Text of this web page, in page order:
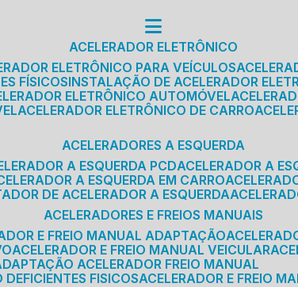
ACELERADOR ELETRÔNICO
ELETRÔNICO PARA VEÍCULOS
FÍSICOS INSTALAÇÃO DE ACELERADOR
ELETRÔNICO AUTOMÓVEL
ACELERADOR ELETRÔNICO DE CARRO
ACELERADORES A ESQUERDA
A ESQUERDA PCD ACELERADOR A
A ESQUERDA EM CARRO
DE ACELERADOR A ESQUERDA
ACELERADORES E FREIOS MANUAIS
E FREIO MANUAL ADAPTAÇÃO
ACELERADOR E FREIO MANUAL VEICULAR
ADAPTAÇÃO ACELERADOR FREIO MANUAL
DEFICIENTES FISICOS ACELERADOR E FREIO